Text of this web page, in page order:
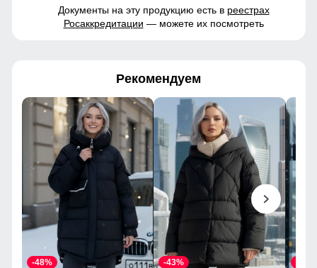
Документы на эту продукцию есть в реестрах
Росаккредитации — можете их посмотреть
Рекомендуем
-48% -43%